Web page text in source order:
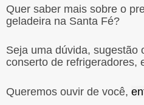
Quer saber mais sobre o
geladeira na Santa Fé?
Seja uma dúvida, sugestão
conserto de refrigeradores,
Queremos ouvir de você,